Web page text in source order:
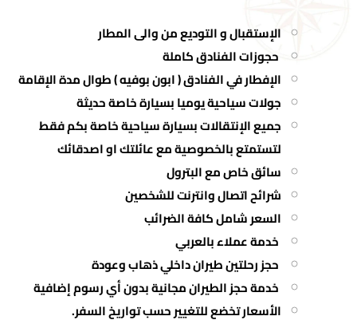
الإستقبال و التوديع من والى المطار
حجوزات الفنادق كاملة
الإفطار في الفنادق ( ابون بوفيه ) طوال مدة الإقامة
جولات سياحية يوميا بسيارة خاصة حديثة
جميع الإنتقالات بسيارة سياحية خاصة بكم فقط
لتستمتع بالخصوصية مع عائلتك او اصدقائك
سائق خاص مع البترول
شرائح اتصال وانترنت للشخصين
السعر شامل كافة الضرائب
خدمة عملاء بالعربي
حجز رحلتين طيران داخلي ذهاب وعودة
خدمة حجز الطيران مجانية بدون أي رسوم إضافية
الأسعار تخضع للتغيير حسب تواريخ السفر.